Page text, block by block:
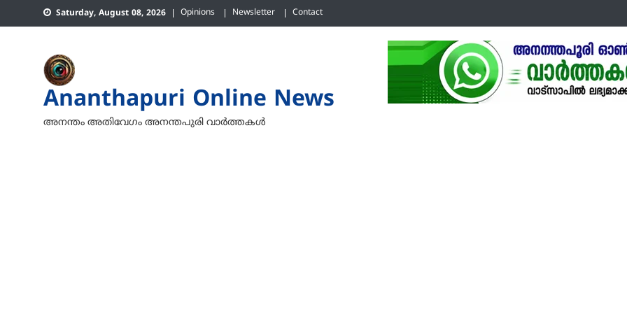
to
Saturday, August 08, 2026 Opinions Newsletter Contact
Ananthapuri Online News
അനന്തം അതിവേഗം അനന്തപുരി വാര്‍ത്തകള്‍